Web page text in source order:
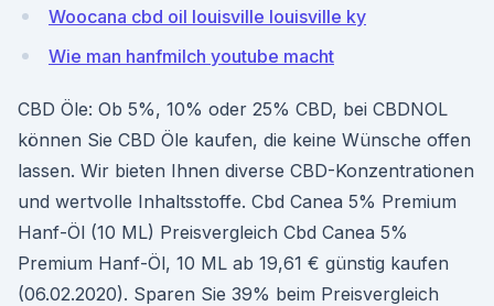
Woocana cbd oil louisville louisville ky
Wie man hanfmilch youtube macht
CBD Öle: Ob 5%, 10% oder 25% CBD, bei CBDNOL
können Sie CBD Öle kaufen, die keine Wünsche offen
lassen. Wir bieten Ihnen diverse CBD-Konzentrationen
und wertvolle Inhaltsstoffe. Cbd Canea 5% Premium
Hanf-Öl (10 ML) Preisvergleich Cbd Canea 5%
Premium Hanf-Öl, 10 ML ab 19,61 € günstig kaufen
(06.02.2020). Sparen Sie 39% beim Preisvergleich